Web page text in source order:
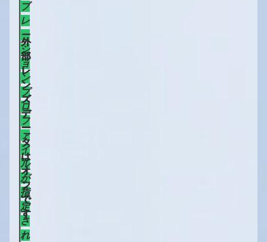
ブ
レ
ー
シ
ョ
ン
プ
ロ
フ
ァ
イ
ル
が
指
定
さ
れ
外
部
レ
ン
ズ
デ
ー
タ
は
オ
ン
で
す
外
部
レ
ン
ズ
デ
ー
タ
は
オ
フ
で
す